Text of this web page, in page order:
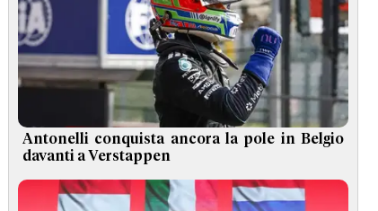
Antonelli conquista ancora la pole in Belgio
davanti a Verstappen